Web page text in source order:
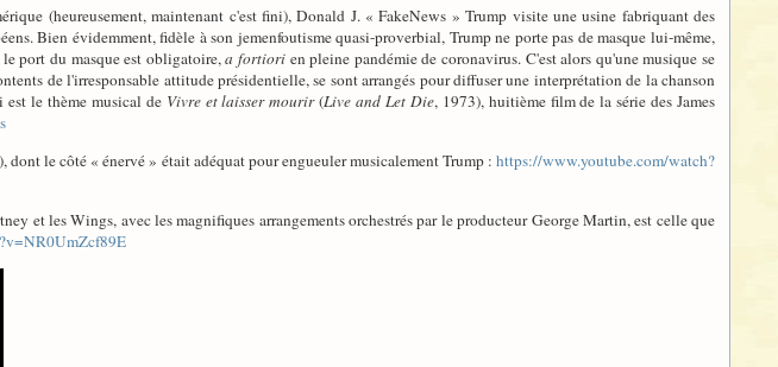
(heureusement, maintenant c'est fini), Donald J. « FakeNews » Trump visite une usine fabriquant des
Bien évidemment, fidèle à son jemenfoutisme quasi-proverbial, Trump ne porte pas de masque lui-même,
le port du masque est obligatoire,a fortiori en pleine pandémie de coronavirus. C'est alors qu'une musique se
de l'irresponsable attitude présidentielle, se sont arrangés pour diffuser une interprétation de la chanson
le thème musical de Vivre et laisser mourir(Live and Let Die, 1973), huitième film de la série des James
le côté « énervé » était adéquat pour engueuler musicalement Trump : https://www.youtube.com/watch?
et les Wings, avec les magnifiques arrangements orchestrés par le producteur George Martin, est celle que